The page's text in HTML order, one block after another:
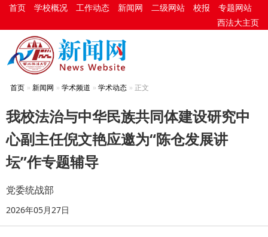
首页 学校概况 工作动态 新闻网 二级网站 校报
专题网站
西法大主页
首页 新闻网 学术频道 学术动态 正文
我校法治与中华民族共同体建设研究中
心副主任倪文艳应邀为“陈仓发展讲
坛”作专题辅导
党委统战部
2026年05月27日